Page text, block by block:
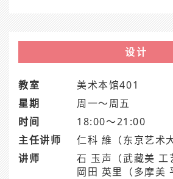
设计
教室
美术本馆401
星期
周一～周五
时间
18:00～21:00
主任讲师
仁科 維（东京艺术
讲师
石 玉声（武藏美 工
岡田 英里（多摩美